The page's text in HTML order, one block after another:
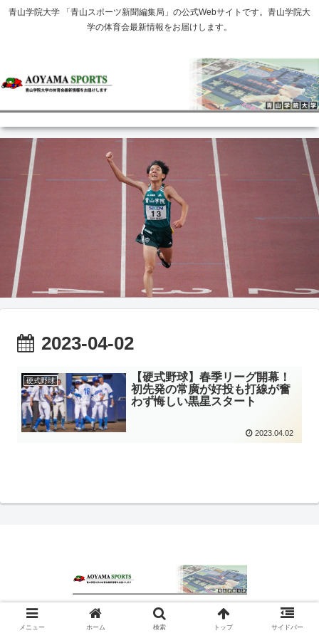
青山学院大学 「青山スポーツ新聞編集局」の公式Webサイトです。青山学院大
学の体育会最新情報をお届けします。
2023-04-02
硬式野球
【硬式野球】春季リーグ開幕！
初先発の常廣が好投も打線が奮
わず悔しい黒星スタート
2023.04.02
© 2020 青山スポーツ.
メニュー ホーム 検索 トップ サイドバー